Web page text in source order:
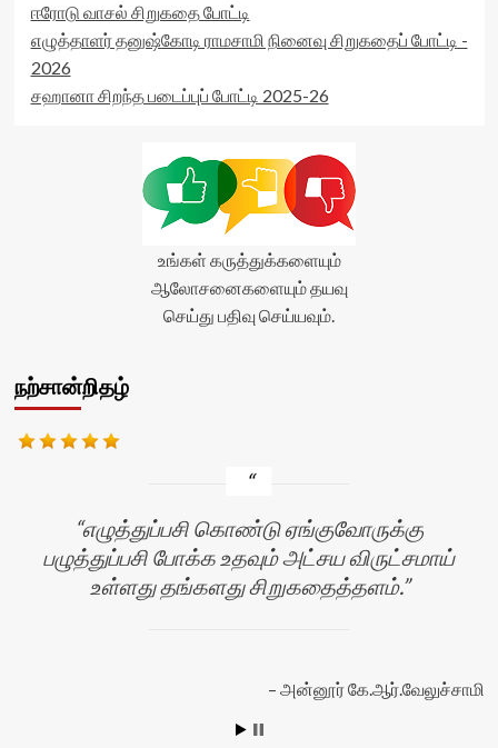
ஈரோடு வாசல் சிறுகதை போட்டி
எழுத்தாளர் தனுஷ்கோடி ராமசாமி நினைவு சிறுகதைப் போட்டி -
2026
சஹானா சிறந்த படைப்புப் போட்டி 2025-26
உங்கள் கருத்துக்களையும்
ஆலோசனைகளையும் தயவு
செய்து பதிவு செய்யவும்.
நற்சான்றிதழ்
எழுத்துப்பசி கொண்டு ஏங்குவோருக்கு
பழுத்துப்பசி போக்க உதவும் அட்சய விருட்சமாய்
உள்ளது தங்களது சிறுகதைத்தளம்.
அன்னூர் கே.ஆர்.வேலுச்சாமி